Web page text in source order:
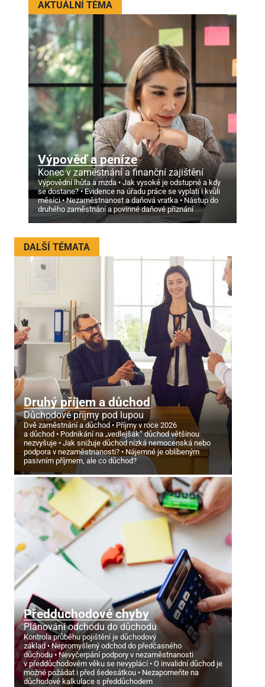
AKTUÁLNÍ TÉMA
Výpověď a peníze
Konec v zaměstnání a finanční zajištění
Výpovědní lhůta a mzda
Jak vysoké je odstupné a kdy
se dostane?
Evidence na úřadu práce se vyplatí i kvůli
měsíci
Nezaměstnanost a daňová vratka
Nástup do
druhého zaměstnání a povinné daňové přiznání
DALŠÍ TÉMATA
Druhý příjem a důchod
Důchodové příjmy pod lupou
Dvě zaměstnání a důchod
Příjmy v roce 2026
a důchod
Podnikání na „vedlejšák“ důchod většinou
nezvyšuje
Jak snižuje důchod nízká nemocenská nebo
podpora v nezaměstnanosti?
Nájemné je oblíbeným
pasivním příjmem, ale co důchod?
Předdůchodové chyby
Plánování odchodu do důchodu
Kontrola průběhu pojištění je důchodový
základ
Nepromyšlený odchod do předčasného
důchodu
Nevyčerpání podpory v nezaměstnanosti
v předdůchodovém věku se nevyplácí
O invalidní důchod je
možné požádat i před šedesátkou
Nezapomeňte na
důchodové kalkulace s předdůchodem